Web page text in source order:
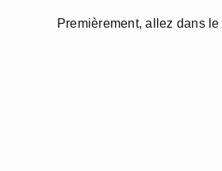
Premièrement, allez dans